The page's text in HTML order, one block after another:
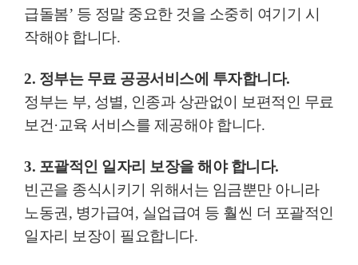
급돌봄’ 등 정말 중요한 것을 소중히 여기기 시
작해야 합니다.
2. 정부는 무료 공공서비스에 투자합니다.
정부는 부, 성별, 인종과 상관없이 보편적인 무료
보건·교육 서비스를 제공해야 합니다.
3. 포괄적인 일자리 보장을 해야 합니다.
빈곤을 종식시키기 위해서는 임금뿐만 아니라
노동권 , 병가급여 , 실업급여 등 훨씬 더 포괄적인
일자리 보장이 필요합니다.